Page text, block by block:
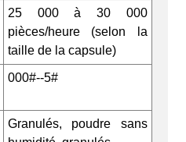
25 000 à 30 000
pièces/heure (selon la
taille de la capsule)
000#--5#
Granulés, poudre sans